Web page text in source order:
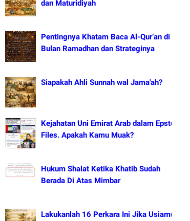
dan Maturidiyah
Pentingnya Khatam Baca Al-Qur’an di
Bulan Ramadhan dan Strateginya
Siapakah Ahli Sunnah wal Jama'ah?
Kejahatan Uni Emirat Arab dalam Epstein
Files. Apakah Kamu Muak?
Hukum Shalat Ketika Khatib Sudah
Berada Di Atas Mimbar
Lakukanlah 16 Perkara Ini Jika Usiamu